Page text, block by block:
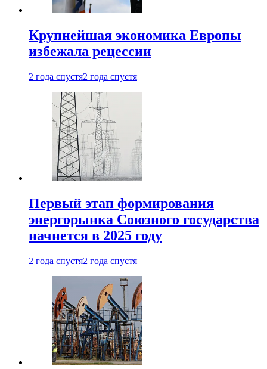
Крупнейшая экономика Европы
избежала рецессии
2 года спустя2 года спустя
Первый этап формирования
энергорынка Союзного государства
начнется в 2025 году
2 года спустя2 года спустя